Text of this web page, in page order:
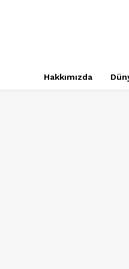
Hakkımızda